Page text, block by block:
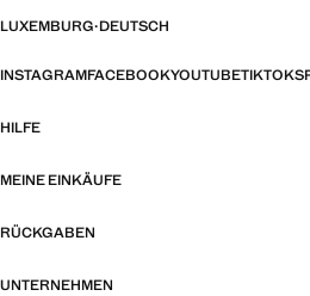
LUXEMBURG·DEUTSCH
INSTAGRAMFACEBOOKYOUTUBETIKTOK
HILFE
MEINE EINKÄUFE
RÜCKGABEN
UNTERNEHMEN